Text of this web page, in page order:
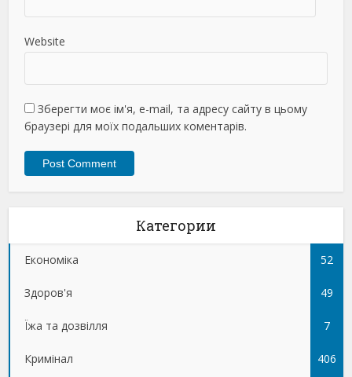
Website
Зберегти моє ім'я, e-mail, та адресу сайту в цьому
браузері для моїх подальших коментарів.
Категории
Економіка 52
Здоров'я 49
Їжа та дозвілля 7
Кримінал 406